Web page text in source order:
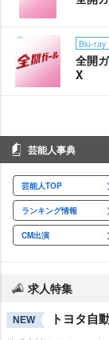
Blu-ray
全開
X
芸能人事典
芸能人TOP
ランキング情報
CM出演
求人特集
NEW トヨタ自